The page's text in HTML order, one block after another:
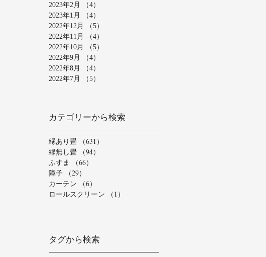
2023年2月
（4）
2023年1月
（4）
2022年12月
（5）
2022年11月
（4）
2022年10月
（5）
2022年9月
（4）
2022年8月
（4）
2022年7月
（5）
カテゴリーから検索
縁あり畳 （631）
縁無し畳
（94）
ふすま
（66）
障子
（29）
カーテン
（6）
ロールスクリーン
（1）
タグから検索